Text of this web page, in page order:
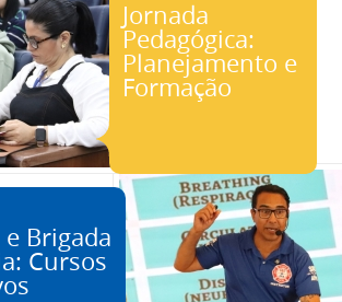
Jornada
Pedagógica:
Planejamento e
Formação
e Brigada
Cursos